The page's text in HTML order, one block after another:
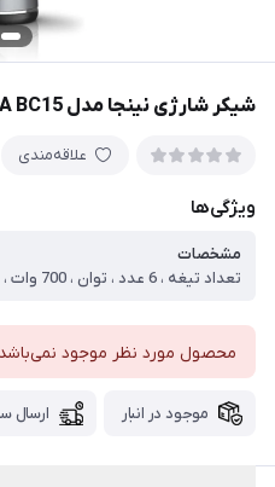
شیکر شارژی نینجا مدل NINJA BC15
علاقه‌مندی
ویژگی‌ها
مشخصات
محصول مورد نظر موجود
موجود در انبار ارسال